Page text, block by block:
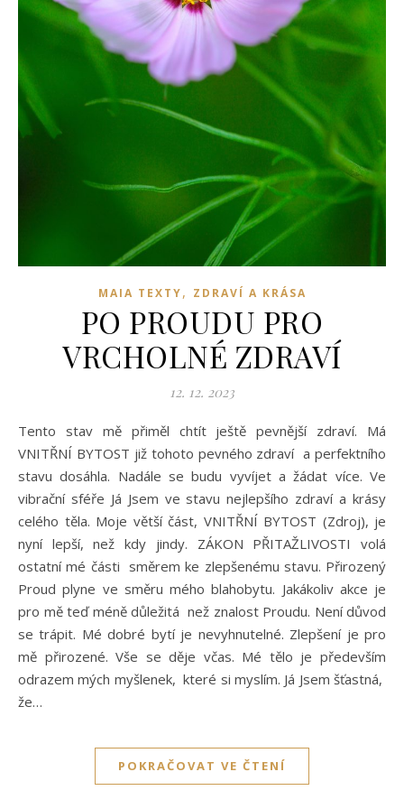
MAIA TEXTY, ZDRAVÍ A KRÁSA
PO PROUDU PRO
VRCHOLNÉ ZDRAVÍ
12. 12. 2023
Tento stav mě přiměl chtít ještě pevnější zdraví. Má
VNITŘNÍ BYTOST již tohoto pevného zdraví a perfektního
stavu dosáhla. Nadále se budu vyvíjet a žádat více. Ve
vibrační sféře Já Jsem ve stavu nejlepšího zdraví a krásy
celého těla. Moje větší část, VNITŘNÍ BYTOST (Zdroj), je
nyní lepší, než kdy jindy. ZÁKON PŘITAŽLIVOSTI volá
ostatní mé části směrem ke zlepšenému stavu. Přirozený
Proud plyne ve směru mého blahobytu. Jakákoliv akce je
pro mě teď méně důležitá než znalost Proudu. Není důvod
se trápit. Mé dobré bytí je nevyhnutelné. Zlepšení je pro
mě přirozené. Vše se děje včas. Mé tělo je především
odrazem mých myšlenek, které si myslím. Já Jsem šťastná,
že…
POKRAČOVAT VE ČTENÍ